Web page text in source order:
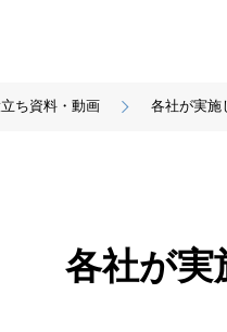
ち資料・動画 各社が実施
各社が実